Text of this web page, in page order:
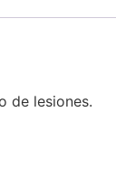
de lesiones.